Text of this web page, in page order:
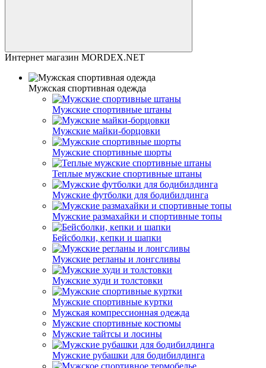
Интернет магазин MORDEX.NET
Мужская спортивная одежда
Мужские спортивные штаны
Мужские майки-борцовки
Мужские спортивные шорты
Теплые мужские спортивные штаны
Мужские футболки для бодибилдинга
Мужские размахайки и спортивные топы
Бейсболки, кепки и шапки
Мужские регланы и лонгсливы
Мужские худи и толстовки
Мужские спортивные куртки
Мужская компрессионная одежда
Мужские спортивные костюмы
Мужские тайтсы и лосины
Мужские рубашки для бодибилдинга